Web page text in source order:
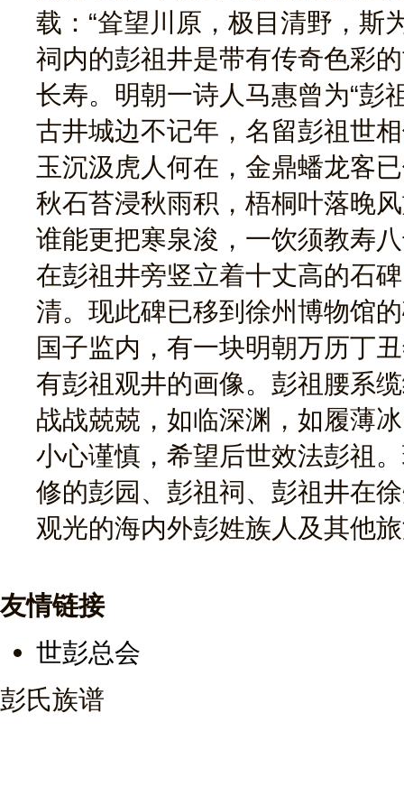
载：“耸望川原，极目清野，斯
祠内的彭祖井是带有传奇色彩
长寿。明朝一诗人马惠曾为“彭
古井城边不记年，名留彭祖世
玉沉汲虎人何在，金鼎蟠龙客
秋石苔浸秋雨积，梧桐叶落晚
谁能更把寒泉浚，一饮须教寿
在彭祖井旁竖立着十丈高的石
清。现此碑已移到徐州博物馆
国子监内，有一块明朝万历丁
有彭祖观井的画像。彭祖腰系
战战兢兢，如临深渊，如履薄
小心谨慎，希望后世效法彭祖
修的彭园、彭祖祠、彭祖井在
观光的海内外彭姓族人及其他
友情链接
世彭总会
彭氏族谱